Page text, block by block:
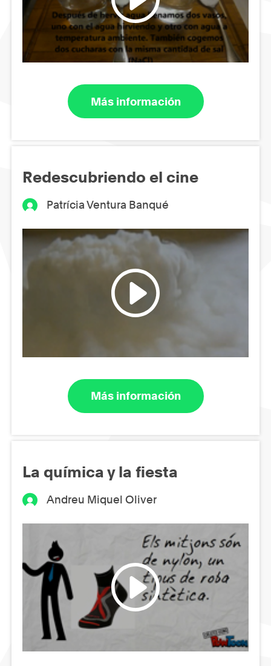
Más información
Redescubriendo el cine
Patrícia Ventura Banqué
Más información
La química y la fiesta
Andreu Miquel Oliver